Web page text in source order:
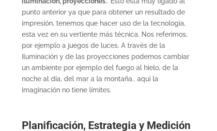
punto anterior ya que para obtener un resultado de
impresión, tenemos que hacer uso de la tecnología,
esta vez en su vertiente más técnica. Nos referimos,
por ejemplo a juegos de luces. A través de la
iluminación y de las proyecciones podemos cambiar
un ambiente por ejemplo del fuego al hielo, de la
noche al día, del mar a la montaña.. aquí la
imaginación no tiene límites.
Planificación, Estrategia y Medición